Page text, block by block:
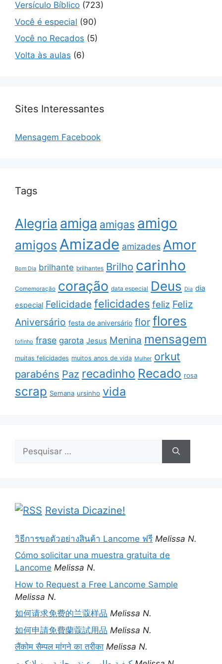
Versículo Bíblico (723)
Você é especial (90)
Você no Recados (5)
Volta às aulas (6)
Sites Interessantes
Mensagem Facebook
Tags
Alegria amiga amigas amigo
amigos Amizade amizades Amor
Bom Dia brilhante brilhantes Brilho carinho
Comemoração coração data especial Deus Dia dia
especial Felicidade felicidades feliz Feliz
Aniversário festa de aniversário flor flores
fofinho frase garota Jesus Menina mensagem
muitas felicidades muitos anos de vida Mulher orkut
parabéns Paz recadinho Recado rosa
scrap Semana ursinho vida
por:
Revista Dicazine!
วิธีการขอตัวอย่างสินค้า Lancome ฟรี Melissa N.
Cómo solicitar una muestra gratuita de
Lancome Melissa N.
How to Request a Free Lancome Sample
Melissa N.
如何请求免费的兰蔻样品 Melissa N.
如何申請免費蘭蔻試用品 Melissa N.
लैंकोम सैम्पल मांगने का तरीका Melissa N.